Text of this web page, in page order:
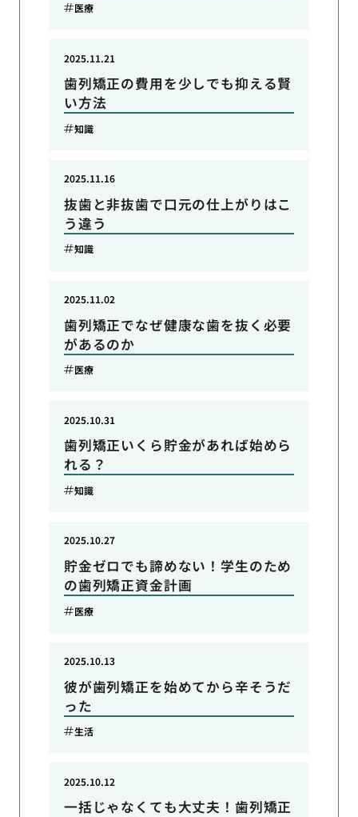
医療
歯列矯正の費用を少しでも抑える賢
い方法
2025.11.21
知識
抜歯と非抜歯で口元の仕上がりはこ
う違う
2025.11.16
知識
歯列矯正でなぜ健康な歯を抜く必要
があるのか
2025.11.02
医療
歯列矯正いくら貯金があれば始めら
れる？
2025.10.31
知識
貯金ゼロでも諦めない！学生のため
の歯列矯正資金計画
2025.10.27
医療
彼が歯列矯正を始めてから辛そうだ
った
2025.10.13
生活
一括じゃなくても大丈夫！歯列矯正
2025.10.12